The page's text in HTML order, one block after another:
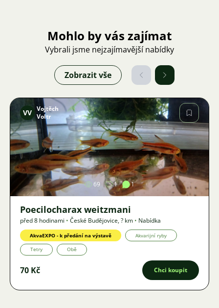
Mohlo by vás zajímat
Vybrali jsme nejzajímavější nabídky
Zobrazit vše
Obrázek
VV Vojtěch
Voltr
69 1 1
Poecilocharax weitzmani
před 8 hodinami • České Budějovice,? km • Nabídka
AkvaEXPO - k předání na výstavě Akvarijní ryby
Tetry Obě
70 Kč Chci koupit